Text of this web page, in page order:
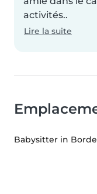
activités..
Lire la suite
Babysitter in